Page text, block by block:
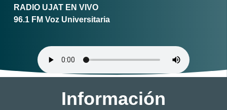
RADIO UJAT EN VIVO
96.1 FM Voz Universitaria
Información